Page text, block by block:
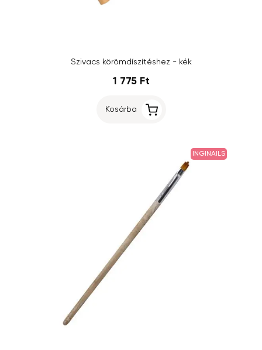
Szivacs körömdíszítéshez - kék
1 775 Ft
Kosárba
INGINAILS